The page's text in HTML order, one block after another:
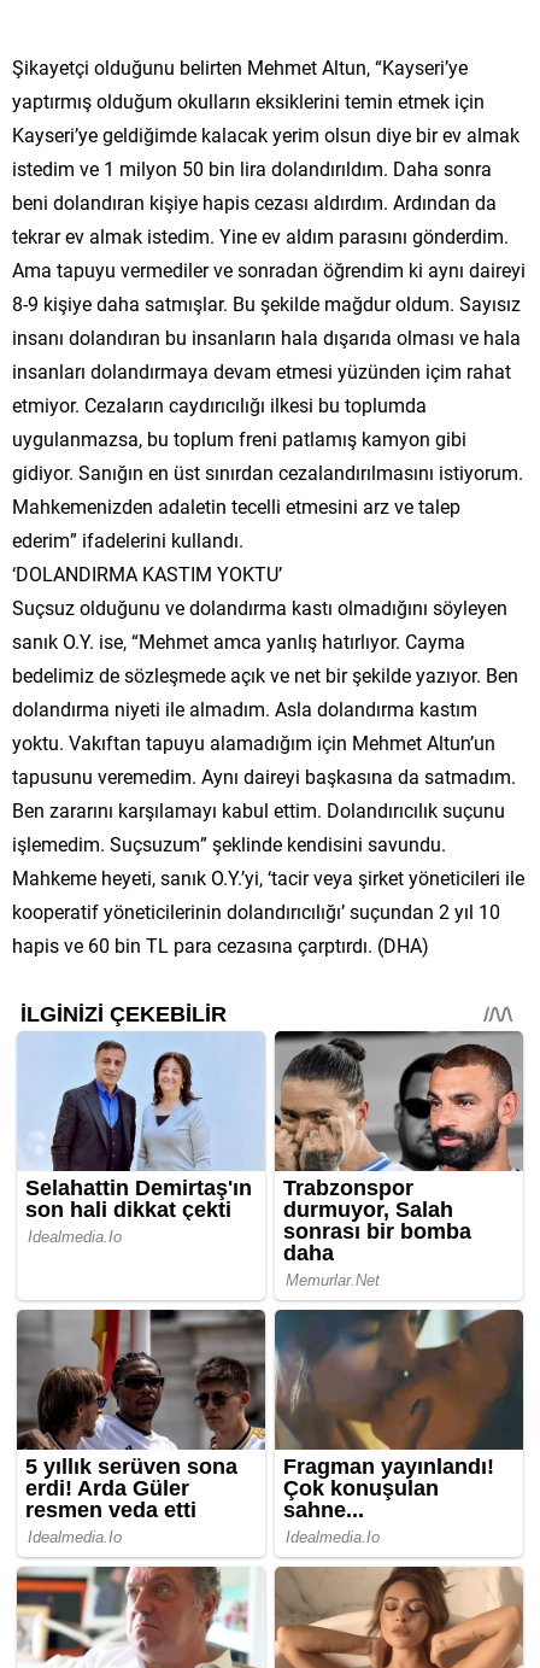
Şikayetçi olduğunu belirten Mehmet Altun, “Kayseri’ye
yaptırmış olduğum okulların eksiklerini temin etmek için
Kayseri’ye geldiğimde kalacak yerim olsun diye bir ev almak
istedim ve 1 milyon 50 bin lira dolandırıldım. Daha sonra
beni dolandıran kişiye hapis cezası aldırdım. Ardından da
tekrar ev almak istedim. Yine ev aldım parasını gönderdim.
Ama tapuyu vermediler ve sonradan öğrendim ki aynı daireyi
8-9 kişiye daha satmışlar. Bu şekilde mağdur oldum. Sayısız
insanı dolandıran bu insanların hala dışarıda olması ve hala
insanları dolandırmaya devam etmesi yüzünden içim rahat
etmiyor. Cezaların caydırıcılığı ilkesi bu toplumda
uygulanmazsa, bu toplum freni patlamış kamyon gibi
gidiyor. Sanığın en üst sınırdan cezalandırılmasını istiyorum.
Mahkemenizden adaletin tecelli etmesini arz ve talep
ederim” ifadelerini kullandı.
‘DOLANDIRMA KASTIM YOKTU’
Suçsuz olduğunu ve dolandırma kastı olmadığını söyleyen
sanık O.Y. ise, “Mehmet amca yanlış hatırlıyor. Cayma
bedelimiz de sözleşmede açık ve net bir şekilde yazıyor. Ben
dolandırma niyeti ile almadım. Asla dolandırma kastım
yoktu. Vakıftan tapuyu alamadığım için Mehmet Altun’un
tapusunu veremedim. Aynı daireyi başkasına da satmadım.
Ben zararını karşılamayı kabul ettim. Dolandırıcılık suçunu
işlemedim. Suçsuzum” şeklinde kendisini savundu.
Mahkeme heyeti, sanık O.Y.’yi, ‘tacir veya şirket yöneticileri ile
kooperatif yöneticilerinin dolandırıcılığı’ suçundan 2 yıl 10
hapis ve 60 bin TL para cezasına çarptırdı. (DHA)